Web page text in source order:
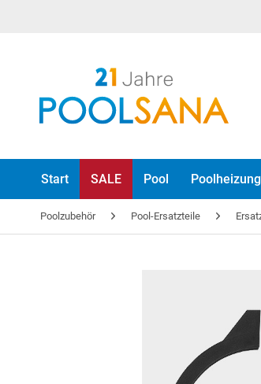
Start SALE Pool Poolheizung
Poolzubehör Pool-Ersatzteile